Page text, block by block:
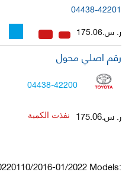
04438-42201
ر. س.175.06
رقم اصلي محول
04438-42200
ر. س.175.06 نفذت الكمية
2016-01/2022 Models: